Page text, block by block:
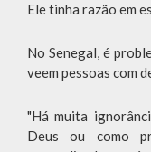
Ele tinha razão em
No Senegal, é
veem pessoas com
"Há muita
Deus ou como